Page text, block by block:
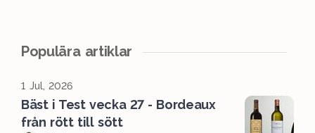
Populära artiklar
1 Jul, 2026
Bäst i Test vecka 27 - Bordeaux
från rött till sött